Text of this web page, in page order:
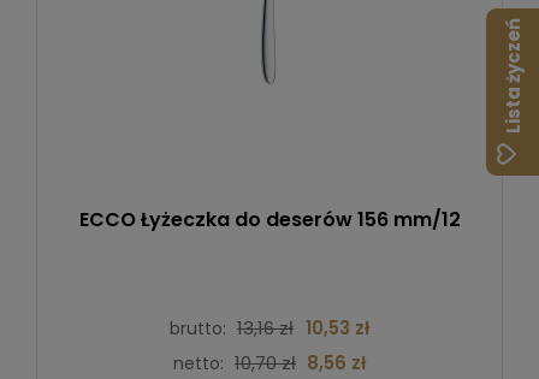
ECCO Łyżeczka do deserów 156 mm/12
brutto: 13,16 zł 10,53 zł
netto: 10,70 zł 8,56 zł
Lista życzeń